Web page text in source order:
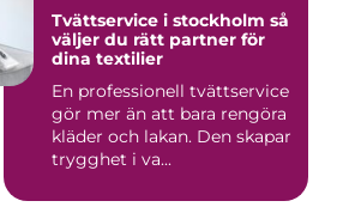
Tvättservice i stockholm så
väljer du rätt partner för
dina textilier
En professionell tvättservice
gör mer än att bara rengöra
kläder och lakan. Den skapar
trygghet i va...